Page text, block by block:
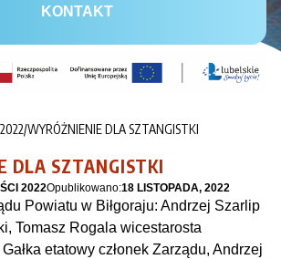
KONTAKT
/WYRÓŻNIENIE DLA SZTANGISTKI
DLA SZTANGISTKI
2022Opublikowano:18 LISTOPADA, 2022
Powiatu w Biłgoraju: Andrzej Szarlip
Tomasz Rogala wicestarosta
etatowy członek Zarządu, Andrzej